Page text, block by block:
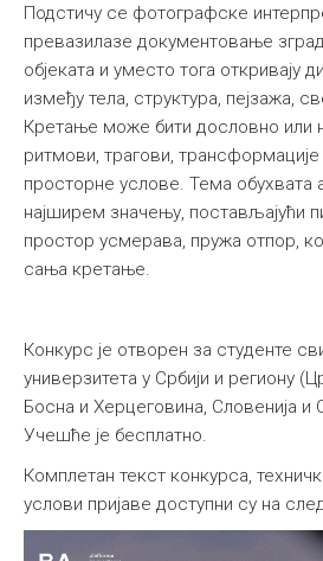
Подстичу се фотографске
превазилазе документовање
објеката и уместо тога откривају
између тела, структура, пејзажа,
Кретање може бити дословно или
ритмови, трагови, трансформације
просторне услове. Тема обухвата
најширем значењу, постављајући
простор усмерава, пружа отпор,
сања кретање.
Конкурс је отворен за студенте
универзитета у Србији и региону
Босна и Херцеговина, Словенија и
Учешће је бесплатно.
Комплетан текст конкурса,
услови пријаве доступни су на